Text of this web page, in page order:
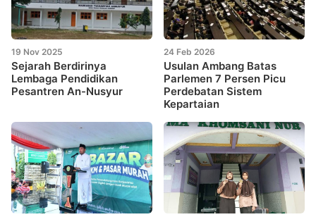
19 Nov 2025
Sejarah Berdirinya
Lembaga Pendidikan
Pesantren An-Nusyur
24 Feb 2026
Usulan Ambang Batas
Parlemen 7 Persen Picu
Perdebatan Sistem
Kepartaian